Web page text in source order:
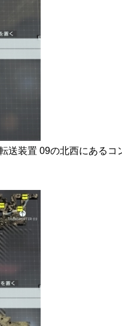
送装置 09の北西にあるコ